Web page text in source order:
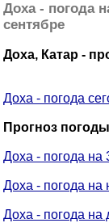
Доха - погода
сентябре
Доха, Катар -
Доха - погода
Прогноз
Доха - погода на
Доха - погода на
Доха - погода на